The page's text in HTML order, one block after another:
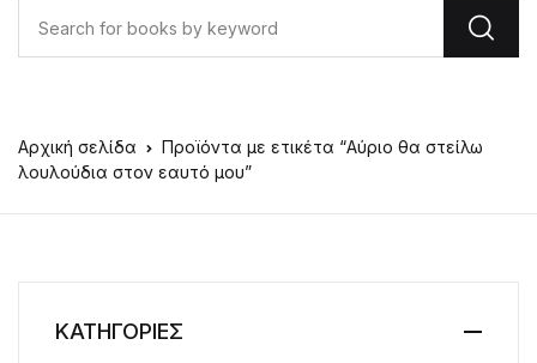
Αρχική σελίδα
Προϊόντα με ετικέτα “Αύριο θα στείλω
λουλούδια στον εαυτό μου”
ΚΑΤΗΓΟΡΙΕΣ